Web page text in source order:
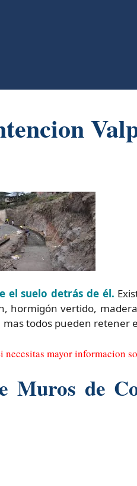
el suelo detrás de él.
hormigón vertido,
todos pueden retener
necesitas mayor informacion
Muros de